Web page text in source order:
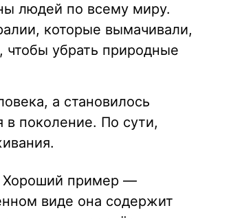
людей по всему миру.
которые вымачивали,
чтобы убрать природные
а становилось
в поколение. По сути,
Хороший пример —
виде она содержит